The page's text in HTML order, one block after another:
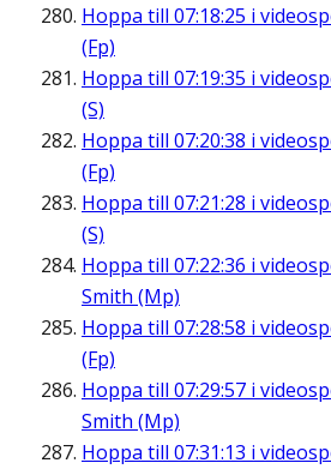
Hoppa till 07:18:25 i
(Fp)
Hoppa till 07:19:35 i
(S)
Hoppa till 07:20:38 i
(Fp)
Hoppa till 07:21:28 i
(S)
Hoppa till 07:22:36 i
Smith (Mp)
Hoppa till 07:28:58 i
(Fp)
Hoppa till 07:29:57 i
Smith (Mp)
Hoppa till 07:31:13 i